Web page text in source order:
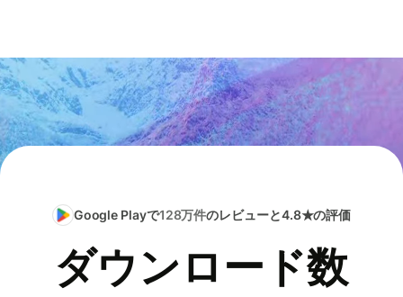
Google Playで128万件のレビューと4.8★の評価
ダウンロード数